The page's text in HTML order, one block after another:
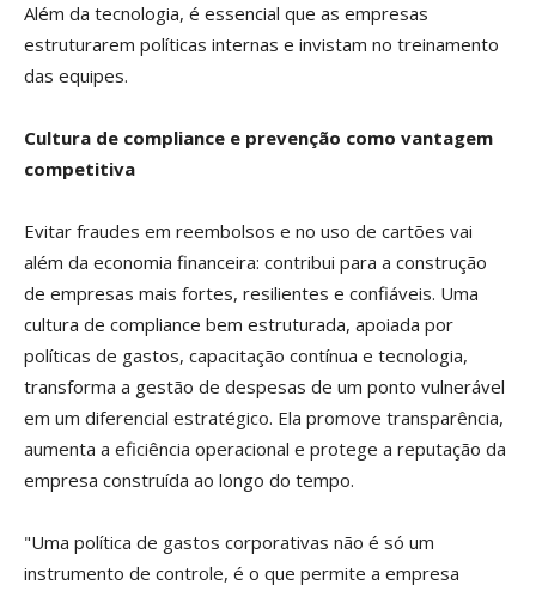
Além da tecnologia, é essencial que as empresas
estruturarem políticas internas e invistam no treinamento
das equipes.
Cultura de compliance e prevenção como vantagem
competitiva
Evitar fraudes em reembolsos e no uso de cartões vai
além da economia financeira: contribui para a construção
de empresas mais fortes, resilientes e confiáveis. Uma
cultura de compliance bem estruturada, apoiada por
políticas de gastos, capacitação contínua e tecnologia,
transforma a gestão de despesas de um ponto vulnerável
em um diferencial estratégico. Ela promove transparência,
aumenta a eficiência operacional e protege a reputação da
empresa construída ao longo do tempo.
"Uma política de gastos corporativas não é só um
instrumento de controle, é o que permite a empresa